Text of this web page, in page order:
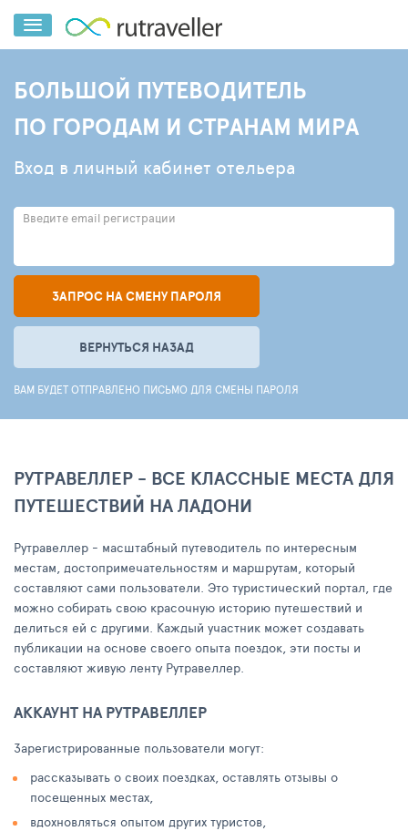
БОЛЬШОЙ ПУТЕВОДИТЕЛЬ
ПО ГОРОДАМ И СТРАНАМ МИРА
Вход в личный кабинет отельера
Введите email регистрации
ЗАПРОС НА СМЕНУ ПАРОЛЯ
ВЕРНУТЬСЯ НАЗАД
ВАМ БУДЕТ ОТПРАВЛЕНО ПИСЬМО ДЛЯ СМЕНЫ ПАРОЛЯ
РУТРАВЕЛЛЕР - ВСЕ КЛАССНЫЕ МЕСТА ДЛЯ
ПУТЕШЕСТВИЙ НА ЛАДОНИ
Рутравеллер - масштабный путеводитель по интересным
местам, достопримечательностям и маршрутам, который
составляют сами пользователи. Это туристический портал, где
можно собирать свою красочную историю путешествий и
делиться ей с другими. Каждый участник может создавать
публикации на основе своего опыта поездок, эти посты и
составляют живую ленту Рутравеллер.
АККАУНТ НА РУТРАВЕЛЛЕР
Зарегистрированные пользователи могут:
рассказывать о своих поездках, оставлять отзывы о
посещенных местах,
вдохновляться опытом других туристов,